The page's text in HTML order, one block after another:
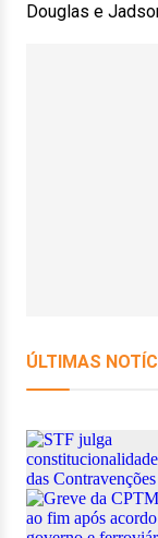
Douglas e